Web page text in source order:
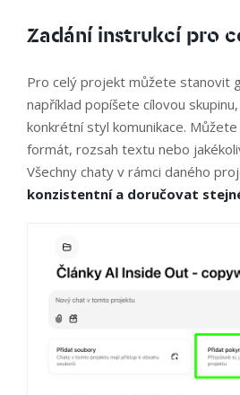
Zadání instrukcí pro
Pro celý projekt můžete stanovit
například popíšete cílovou
konkrétní styl komunikace.
formát, rozsah textu nebo
Všechny chaty v rámci daného
konzistentní a doručovat